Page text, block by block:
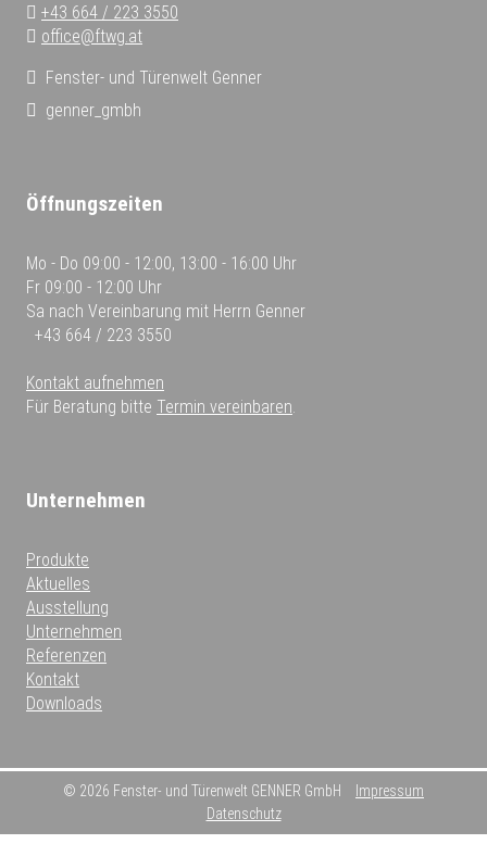
+43 664 / 223 3550
office@ftwg.at
Fenster- und Türenwelt Genner
genner_gmbh
Öffnungszeiten
Mo - Do 09:00 - 12:00, 13:00 - 16:00 Uhr
Fr 09:00 - 12:00 Uhr
Sa nach Vereinbarung mit Herrn Genner
+43 664 / 223 3550
Kontakt aufnehmen
Für Beratung bitte Termin vereinbaren.
Unternehmen
Produkte
Aktuelles
Ausstellung
Unternehmen
Referenzen
Kontakt
Downloads
© 2026 Fenster- und Türenwelt GENNER GmbH
Impressum
Datenschutz